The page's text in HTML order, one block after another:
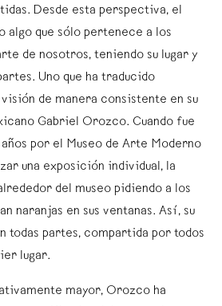
Desde esta perspectiva, el
algo que sólo pertenece a los
de nosotros, teniendo su lugar y
Uno que ha traducido
de manera consistente en su
Gabriel Orozco. Cuando fue
por el Museo de Arte Moderno
una exposición individual, la
del museo pidiendo a los
naranjas en sus ventanas. Así, su
todas partes, compartida por todos
lugar.
mayor, Orozco ha